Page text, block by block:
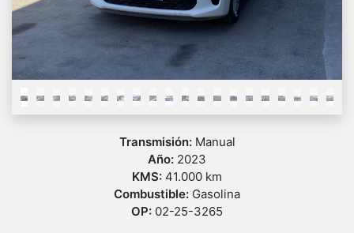
Transmisión: Manual
Año: 2023
KMS: 41.000 km
Combustible: Gasolina
OP: 02-25-3265